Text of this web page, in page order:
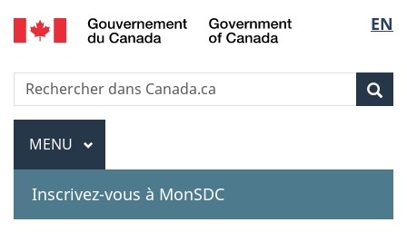
Passer
au
principal
Passer
à
Au
sujet
»
Passer
à
version
HTML
de
la
EN
Government
Recherche
Rechercher
dans
Canada.ca
Menu
MENU PRINCIPAL
Inscrivez-vous à MonSDC